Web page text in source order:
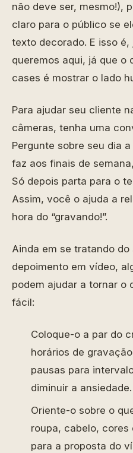
não deve ser, mesmo!),
claro para o público se
texto decorado. E isso
queremos aqui, já que o
cases é mostrar o lado
Para ajudar seu cliente
câmeras, tenha uma
Pergunte sobre seu dia
faz aos finais de
Só depois parta para o
Assim, você o ajuda a
hora do “gravando!”.
Ainda em se tratando
depoimento em vídeo,
podem ajudar a tornar o
fácil:
Coloque-o a par do
horários de
pausas para
diminuir a ansiedade.
Oriente-o sobre o
roupa, cabelo,
para a proposta do